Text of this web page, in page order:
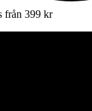
från 399 kr